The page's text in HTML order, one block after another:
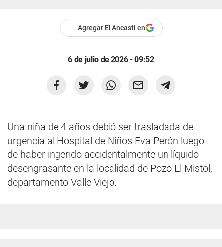
Agregar El Ancasti en
6 de julio de 2026 - 09:52
Una niña de 4 años debió ser trasladada de
urgencia al Hospital de Niños Eva Perón luego
de haber ingerido accidentalmente un líquido
desengrasante en la localidad de Pozo El Mistol,
departamento Valle Viejo.